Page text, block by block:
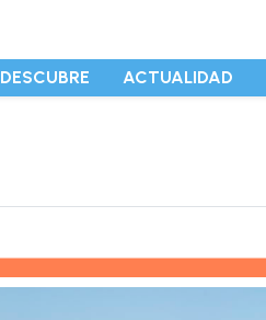
DESCUBRE ACTUALIDAD